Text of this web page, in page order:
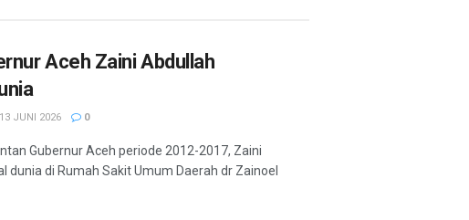
Aceh Zaini Abdullah
JUNI 2026 0
Gubernur Aceh periode 2012-2017, Zaini
dunia di Rumah Sakit Umum Daerah dr Zainoel